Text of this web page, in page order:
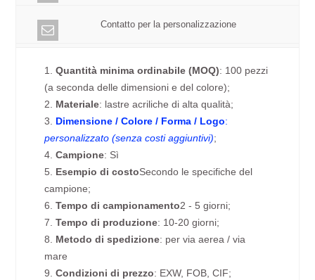
Contatto per la personalizzazione
1.Quantità minima ordinabile (MOQ): 100 pezzi
(a seconda delle dimensioni e del colore);
2. Materiale: lastre acriliche di alta qualità;
3. Dimensione / Colore / Forma / Logo:
personalizzato (senza costi aggiuntivi);
4.Campione: Sì
5. Esempio di costoSecondo le specifiche del
campione;
6.Tempo di campionamento2 - 5 giorni;
7.Tempo di produzione: 10-20 giorni;
8. Metodo di spedizione: per via aerea / via
mare
9.Condizioni di prezzo: EXW, FOB, CIF;